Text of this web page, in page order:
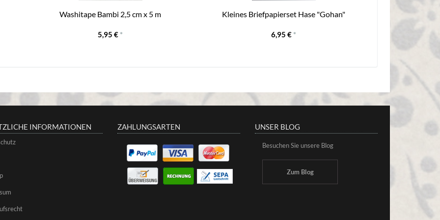
Washitape Bambi 2,5 cm x 5 m
5,95 € *
Kleines Briefpapierset Hase "Gohan"
6,95 € *
Shiruwan
INFORMATIONEN ZAHLUNGSARTEN UNSER BLOG
Besuchen Sie unsere Blog
Zum Blog